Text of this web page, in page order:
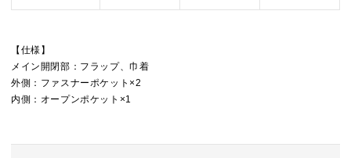
【仕様】
メイン開閉部：フラップ、巾着
外側：ファスナーポケット×2
内側：オープンポケット×1